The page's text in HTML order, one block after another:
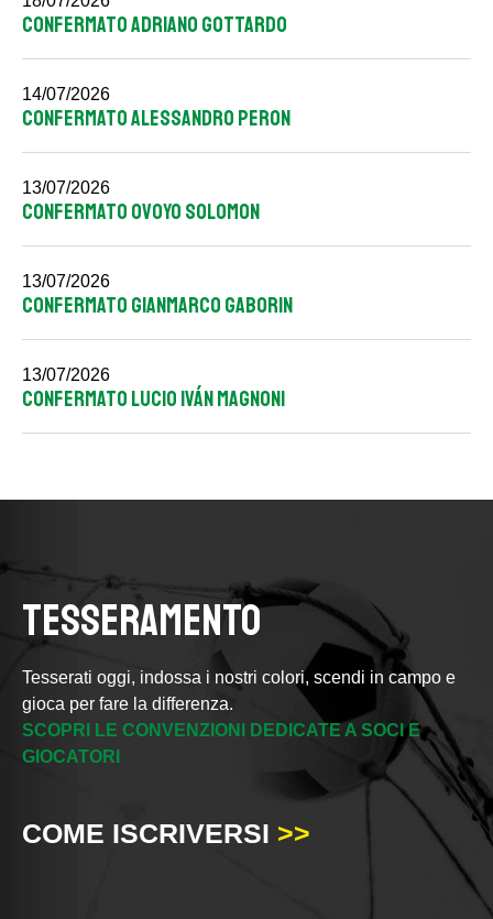
CONFERMATO ADRIANO GOTTARDO
14/07/2026
CONFERMATO ALESSANDRO PERON
13/07/2026
CONFERMATO OVOYO SOLOMON
13/07/2026
CONFERMATO GIANMARCO GABORIN
13/07/2026
CONFERMATO LUCIO IVÁN MAGNONI
TESSERAMENTO
Tesserati oggi, indossa i nostri colori, scendi in campo e
gioca per fare la differenza.
SCOPRI LE CONVENZIONI DEDICATE A SOCI E
GIOCATORI
COME ISCRIVERSI >>